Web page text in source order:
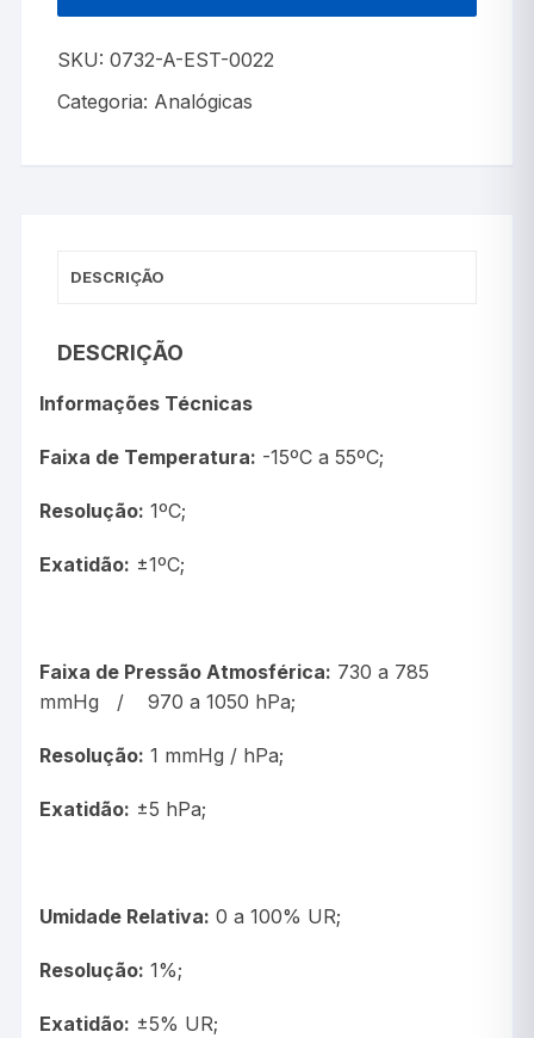
SKU:0732-A-EST-0022
Categoria: Analógicas
DESCRIÇÃO
DESCRIÇÃO
Informações Técnicas
Faixa de Temperatura: -15ºC a 55ºC;
Resolução: 1ºC;
Exatidão: ±1ºC;
Faixa de Pressão Atmosférica: 730 a 785
mmHg / 970 a 1050 hPa;
Resolução: 1 mmHg / hPa;
Exatidão: ±5 hPa;
Umidade Relativa: 0 a 100% UR;
Resolução: 1%;
Exatidão: ±5% UR;